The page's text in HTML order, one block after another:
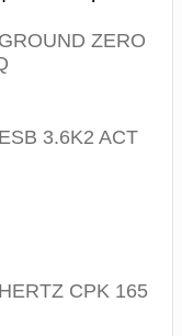
ZERO
3.6K2 ACT
CPK 165